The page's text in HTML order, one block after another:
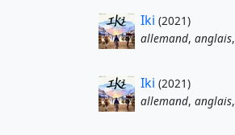
Iki (2021)
allemand, anglais,
Iki (2021)
allemand, anglais,